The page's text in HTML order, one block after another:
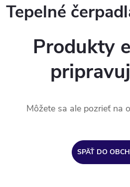
Tepelné
Produkty
Môžete sa ale pozrieť na
SPÄŤ DO